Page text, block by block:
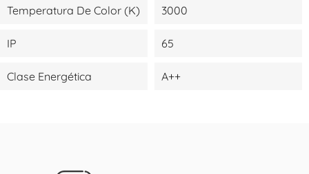
Temperatura De Color (K) 3000
IP 65
Clase Energética A++